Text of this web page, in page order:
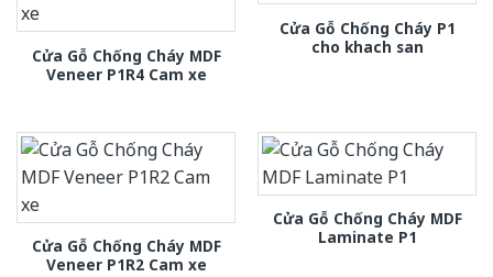
Cửa Gỗ Chống Cháy MDF
Veneer P1R4 Cam xe
Cửa Gỗ Chống Cháy P1
cho khach san
Cửa Gỗ Chống Cháy MDF
Veneer P1R2 Cam xe
Cửa Gỗ Chống Cháy MDF
Laminate P1